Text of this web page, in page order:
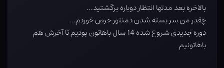
بالاخره بعد مدتها انتظار دوباره برگشتید…
چقدر من سر بسته شدن دمنتور حرص خوردم…
دوره جدیدی شروع شده 14 سال باهاتون بودیم تا آخرش هم
باهاتونیم